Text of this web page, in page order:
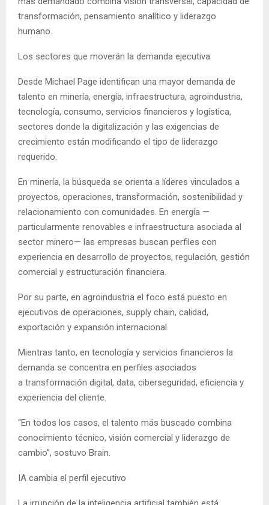
transformación, pensamiento analítico y liderazgo
humano.
Los sectores que moverán la demanda ejecutiva
Desde Michael Page identifican una mayor demanda de
talento en minería, energía, infraestructura, agroindustria,
tecnología, consumo, servicios financieros y logística,
sectores donde la digitalización y las exigencias de
crecimiento están modificando el tipo de liderazgo
requerido.
En minería, la búsqueda se orienta a líderes vinculados a
proyectos, operaciones, transformación, sostenibilidad y
relacionamiento con comunidades. En energía —
particularmente renovables e infraestructura asociada al
sector minero— las empresas buscan perfiles con
experiencia en desarrollo de proyectos, regulación, gestión
comercial y estructuración financiera.
Por su parte, en agroindustria el foco está puesto en
ejecutivos de operaciones, supply chain, calidad,
exportación y expansión internacional.
Mientras tanto, en tecnología y servicios financieros la
demanda se concentra en perfiles asociados
a transformación digital, data, ciberseguridad, eficiencia y
experiencia del cliente.
“En todos los casos, el talento más buscado combina
conocimiento técnico, visión comercial y liderazgo de
cambio”, sostuvo Brain.
IA cambia el perfil ejecutivo